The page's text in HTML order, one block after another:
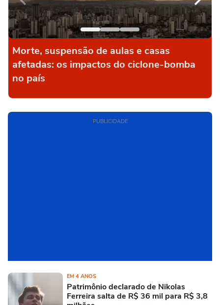
Morte, suspensão de aulas e casas
afetadas: os impactos do ciclone-bomba
no país
PUBLICIDADE
EM 4 ANOS
Patrimônio declarado de Nikolas
Ferreira salta de R$ 36 mil para R$ 3,8